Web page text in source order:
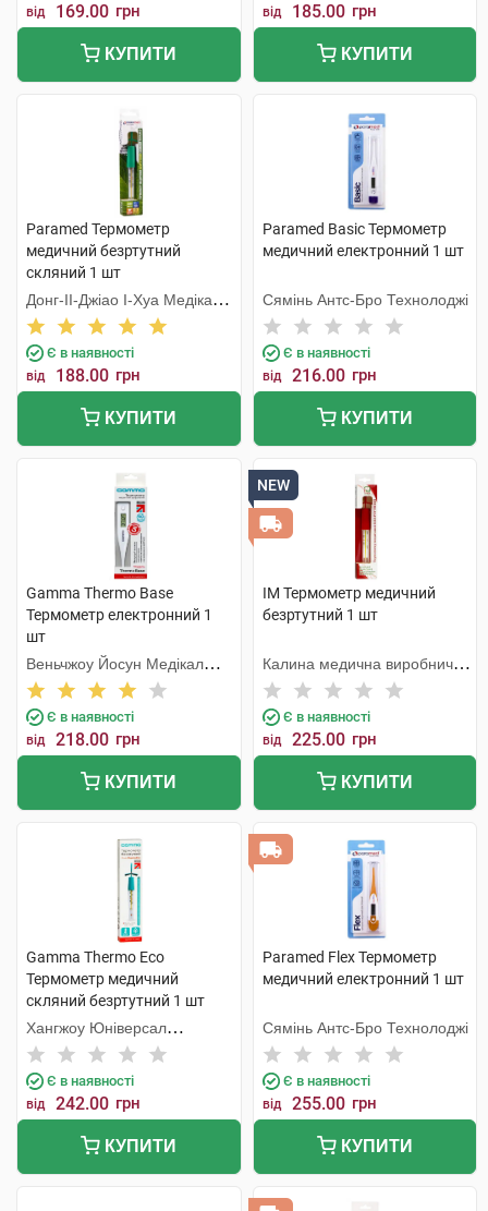
від 169.00 грн
КУПИТИ
від 185.00 грн
КУПИТИ
Paramed Термометр
медичний безртутний
скляний 1 шт
Донг-ІІ-Джіао І-Хуа Медікал
Еквіпмент
Є в наявності
від 188.00 грн
КУПИТИ
Paramed Basic Термометр
медичний електронний 1 шт
Сямінь Антс-Бро Технолоджі
Є в наявності
від 216.00 грн
КУПИТИ
Gamma Thermo Base
Термометр електронний 1
шт
Веньчжоу Йосун Медікал
Технолоджі
Є в наявності
від 218.00 грн
КУПИТИ
NEW
IM Термометр медичний
безртутний 1 шт
Калина медична виробнича
компанія
Є в наявності
від 225.00 грн
КУПИТИ
Gamma Thermo Eco
Термометр медичний
скляний безртутний 1 шт
Хангжоу Юніверсал
Електронік
Є в наявності
від 242.00 грн
КУПИТИ
Paramed Flex Термометр
медичний електронний 1 шт
Сямінь Антс-Бро Технолоджі
Є в наявності
від 255.00 грн
КУПИТИ